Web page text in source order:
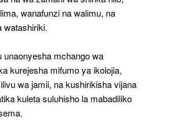
wanafunzi na walimu, na
watashiriki.
unaonyesha mchango wa
kurejesha mifumo ya ikolojia,
wa jamii, na kushirikisha vijana
kuleta suluhisho la mabadiliko